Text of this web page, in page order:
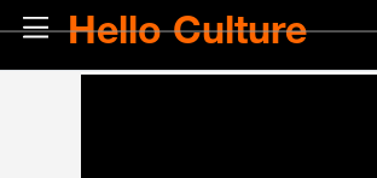
Passer au contenu principal
Panneau latéral
Hello Culture